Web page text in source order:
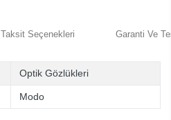
Taksit Seçenekleri Garanti Ve
Optik Gözlükleri
Modo